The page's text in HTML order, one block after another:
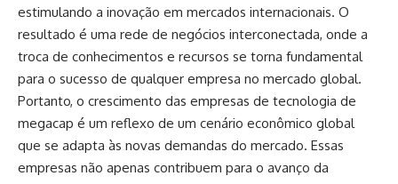
estimulando a inovação em mercados internacionais. O
resultado é uma rede de negócios interconectada, onde a
troca de conhecimentos e recursos se torna fundamental
para o sucesso de qualquer empresa no mercado global.
Portanto, o crescimento das empresas de tecnologia de
megacap é um reflexo de um cenário econômico global
que se adapta às novas demandas do mercado. Essas
empresas não apenas contribuem para o avanço da